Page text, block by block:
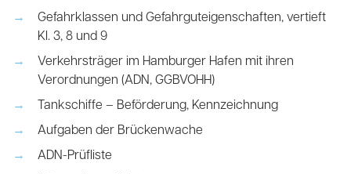
Gefahrklassen und Gefahrguteigenschaften, vertieft
Kl. 3, 8 und 9
Verkehrsträger im Hamburger Hafen mit ihren
Verordnungen (ADN, GGBVOHH)
Tankschiffe – Beförderung, Kennzeichnung
Aufgaben der Brückenwache
ADN-Prüfliste